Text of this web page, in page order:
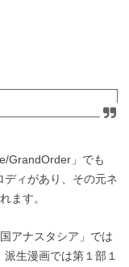
GrandOrder」でも
ディがあり、その元ネ
ます。
アナスタシア」では
生漫画では第１部１